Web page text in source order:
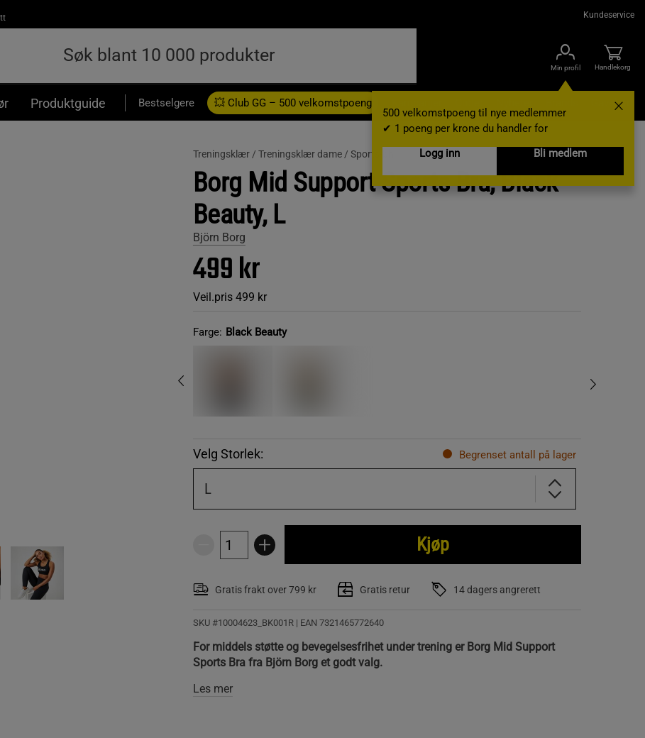
Kundeservice
Min profil
500 velkomstpoeng til nye medlemmer
✔ 1 poeng per krone du handler for
Logg inn
Bli medlem
Handlekorg
Produktguide Bestselgere 💥 Club GG – 500 velkomstpoeng Gavekort
Treningsklær / Treningsklær dame / Sports-bh
Borg Mid Support Sports Bra, Black
Beauty, L
Björn Borg
499 kr
Veil.pris 499 kr
Farge: Black Beauty
Velg Storlek: Begrenset antall på lager
L
Kjøp
Gratis frakt over 799 kr Gratis retur 14 dagers angrerett
SKU #10004623_BK001R | EAN 7321465772640
For middels støtte og bevegelsesfrihet under trening er Borg Mid Support
Sports Bra fra Björn Borg et godt valg.
Les mer